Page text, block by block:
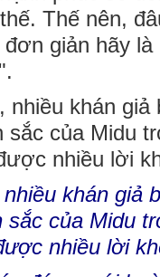
Thế nên,
giản hãy
khán giả
của Midu
nhiều lời